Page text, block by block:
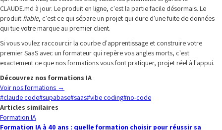
CLAUDE.md à jour. Le produit en ligne, c'est la partie facile désormais. Le
produit fiable, c'est ce qui sépare un projet qui dure d'une fuite de données
qui tue votre marque au premier client.
Si vous voulez raccourcir la courbe d'apprentissage et construire votre
premier SaaS avec un formateur qui repère vos angles morts, c'est
exactement ce que nos formations vous font pratiquer, projet réel à l'appui.
Découvrez nos formations IA
Voir nos formations →
#claude code#supabase#saas#vibe coding#no-code
Articles similaires
Formation IA
Formation IA à 40 ans : quelle formation choisir pour réussir sa